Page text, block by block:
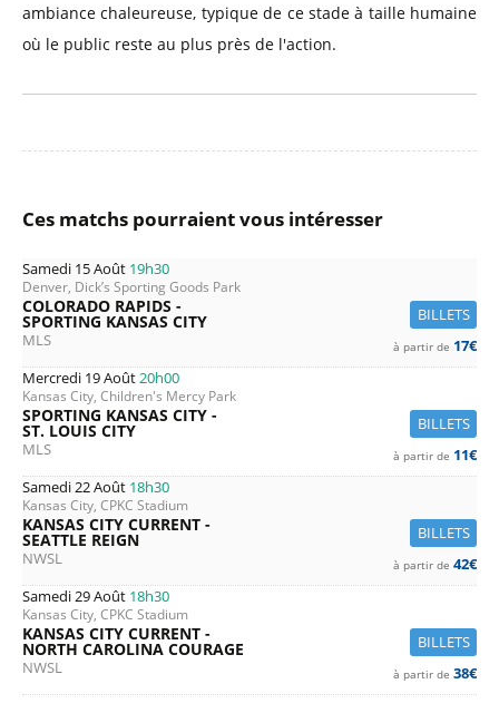
ambiance chaleureuse, typique de ce stade à taille humaine
où le public reste au plus près de l'action.
Ces matchs pourraient vous intéresser
Samedi 15 Août 19h30
Denver, Dick’s Sporting Goods Park
BILLETS
COLORADO RAPIDS -
SPORTING KANSAS CITY
MLS à partir de 17€
Mercredi 19 Août20h00
Kansas City, Children's Mercy Park
BILLETS
SPORTING KANSAS CITY -
ST. LOUIS CITY
MLS à partir de 11€
Samedi 22 Août 18h30
Kansas City, CPKC Stadium
BILLETS
KANSAS CITY CURRENT -
SEATTLE REIGN
NWSL à partir de 42€
Samedi 29 Août 18h30
Kansas City, CPKC Stadium
BILLETS
KANSAS CITY CURRENT -
NORTH CAROLINA COURAGE
NWSL à partir de 38€